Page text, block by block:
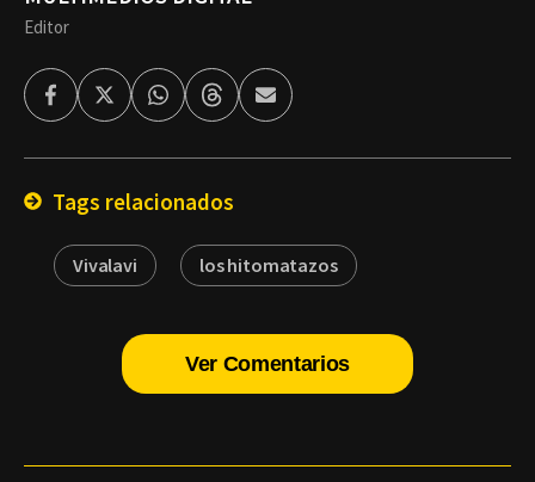
Editor
FacebookTwitterWhatsappThreadsEnviar
por
Tags relacionados
Vivalavi los hitomatazos
Ver Comentarios